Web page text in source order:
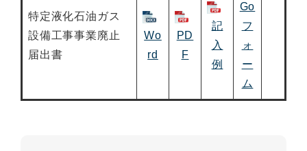
特定液化石油ガス
設備工事事業廃止
届出書
Wo
rd
PD
F
記
入
例
Go
フ
ォ
ー
ム